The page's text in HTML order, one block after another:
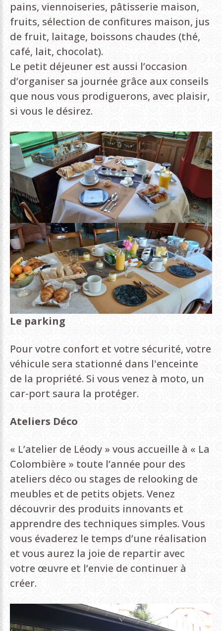
pains, viennoiseries, pâtisserie maison,
fruits, sélection de confitures maison, jus
de fruit, laitage, boissons chaudes (thé,
café, lait, chocolat).
Le petit déjeuner est aussi l’occasion
d’organiser sa journée grâce aux conseils
que nous vous prodiguerons, avec plaisir,
si vous le désirez.
Le parking
Pour votre confort et votre sécurité, votre
véhicule sera stationné dans l'enceinte
de la propriété. Si vous venez à moto, un
car-port saura la protéger.
Ateliers Déco
« L’atelier de Léody » vous accueille à « La
Colombière » toute l’année pour des
ateliers déco ou stages de relooking de
meubles et de petits objets. Venez
découvrir des produits innovants et
apprendre des techniques simples. Vous
vous évaderez le temps d’une réalisation
et vous aurez la joie de repartir avec
votre œuvre et l’envie de continuer à
créer.